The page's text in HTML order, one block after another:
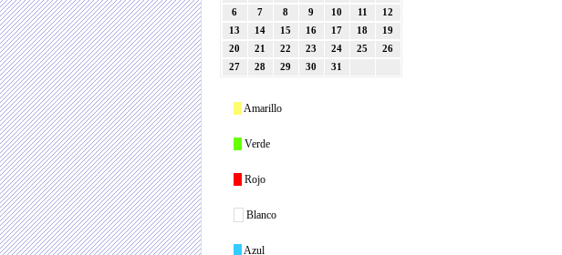
6
7 8 9 10 11
12
13
14 15 16 17 18
19
20
21 22 23 24 25
26
27
28 29 30 31
Amarillo
Verde
Rojo
Blanco
Azul